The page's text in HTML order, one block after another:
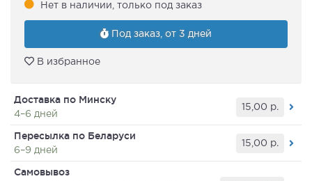
Нет в наличии, только под заказ
Под заказ, от 3 дней
В избранное
Доставка по Минску
4–6 дней
15,00 р.
Пересылка по Беларуси
6–9 дней
15,00 р.
Самовывоз